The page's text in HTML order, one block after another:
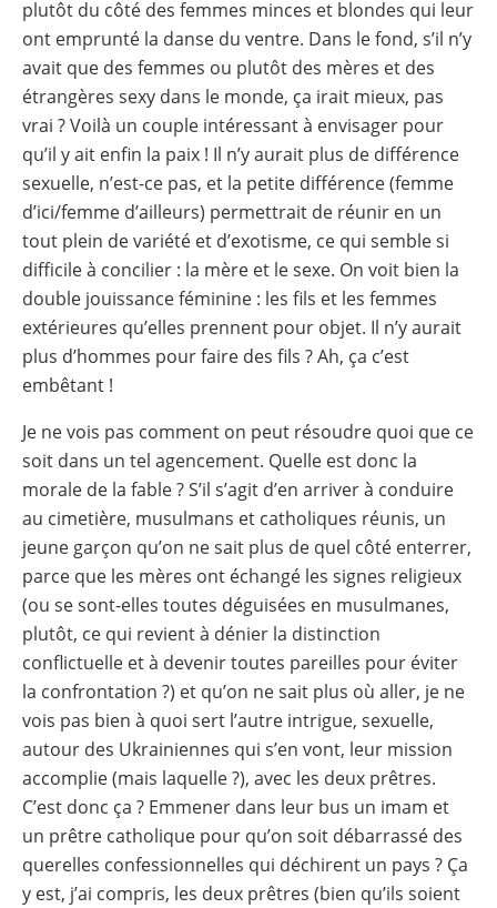
plutôt du côté des femmes minces et blondes qui leur
ont emprunté la danse du ventre. Dans le fond, s’il n’y
avait que des femmes ou plutôt des mères et des
étrangères sexy dans le monde, ça irait mieux, pas
vrai ? Voilà un couple intéressant à envisager pour
qu’il y ait enfin la paix ! Il n’y aurait plus de différence
sexuelle, n’est-ce pas, et la petite différence (femme
d’ici/femme d’ailleurs) permettrait de réunir en un
tout plein de variété et d’exotisme, ce qui semble si
difficile à concilier : la mère et le sexe. On voit bien la
double jouissance féminine : les fils et les femmes
extérieures qu’elles prennent pour objet. Il n’y aurait
plus d’hommes pour faire des fils ? Ah, ça c’est
embêtant !
Je ne vois pas comment on peut résoudre quoi que ce
soit dans un tel agencement. Quelle est donc la
morale de la fable ? S’il s’agit d’en arriver à conduire
au cimetière, musulmans et catholiques réunis, un
jeune garçon qu’on ne sait plus de quel côté enterrer,
parce que les mères ont échangé les signes religieux
(ou se sont-elles toutes déguisées en musulmanes,
plutôt, ce qui revient à dénier la distinction
conflictuelle et à devenir toutes pareilles pour éviter
la confrontation ?) et qu’on ne sait plus où aller, je ne
vois pas bien à quoi sert l’autre intrigue, sexuelle,
autour des Ukrainiennes qui s’en vont, leur mission
accomplie (mais laquelle ?), avec les deux prêtres.
C’est donc ça ? Emmener dans leur bus un imam et
un prêtre catholique pour qu’on soit débarrassé des
querelles confessionnelles qui déchirent un pays ? Ça
y est, j’ai compris, les deux prêtres (bien qu’ils soient